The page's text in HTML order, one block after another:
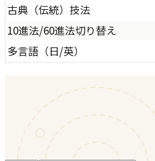
古典（伝統）技法
10進法/60進法切り替え
多言語（日/英）